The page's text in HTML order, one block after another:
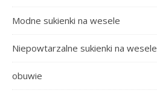
Modne sukienki na wesele
Niepowtarzalne sukienki na wesele
obuwie